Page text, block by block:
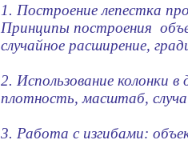
1. Построение лепестка
Принципы построения
случайное расширение,
2. Использование колонки
плотность, масштаб,
3. Работа с изгибами: